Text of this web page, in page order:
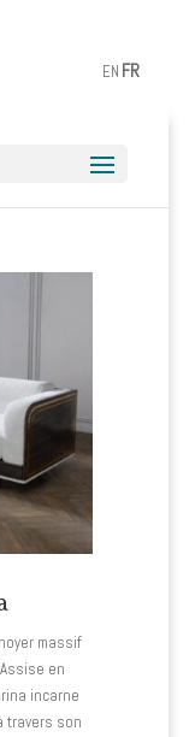
EN FR
massif
en
incarne
travers son